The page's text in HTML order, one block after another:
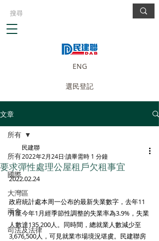
ENG
選民登記
文章
所有
國際
大灣區
兩會
司法及法律
所有
要求彈性處理公屋租戶欠租事宜
民建聯
2022年2月24日 讀畢需時 1 分鐘
2022.02.24
政府統計處本周一公布的最新失業數字，去年11
月至今年1月經季節性調整的失業率為3.9%，失業
人數達135,200人。同時間，總就業人數減少至
3,676,500人，可見就業巿場境況堪虞。民建聯房